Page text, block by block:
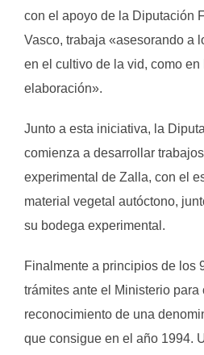
con el apoyo de la Diputación
Vasco, trabaja «asesorando a
en el cultivo de la vid, como
elaboración».
Junto a esta iniciativa, la
comienza a desarrollar
experimental de Zalla, con el
material vegetal autóctono,
su bodega experimental.
Finalmente a principios de los
trámites ante el Ministerio para
reconocimiento de una
que consigue en el año 1994.